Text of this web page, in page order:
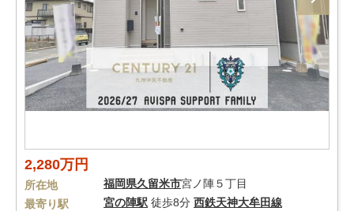
2,280万円
所在地 福岡県久留米市宮ノ陣５丁目
最寄り駅
宮の陣駅 徒歩8分 西鉄天神大牟田線